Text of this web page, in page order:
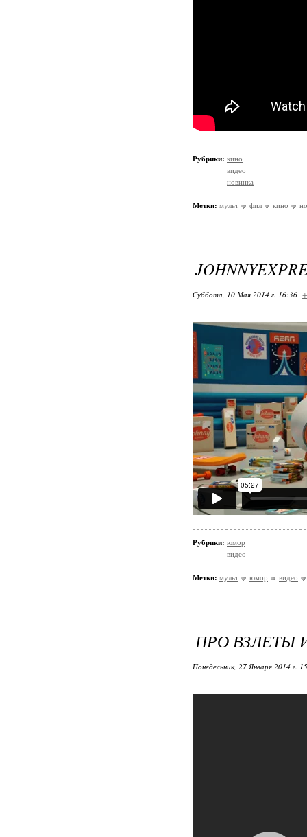
Рубрики: кино
видео
новинка
Метки: мульт фил кино
Суббота, 10 Мая 2014 г. 16:36
Рубрики: юмор
видео
Метки: мульт юмор видео
ПРО ВЗЛЕТЫ
Понедельник, 27 Января 2014 г.